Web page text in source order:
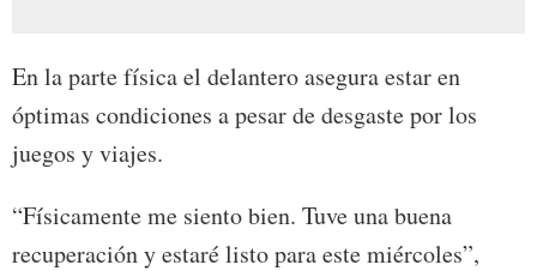
En la parte física el delantero asegura estar en
óptimas condiciones a pesar de desgaste por los
juegos y viajes.
“Físicamente me siento bien. Tuve una buena
recuperación y estaré listo para este miércoles”,